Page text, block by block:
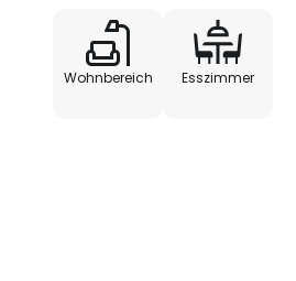
Wohnbereich Esszimmer